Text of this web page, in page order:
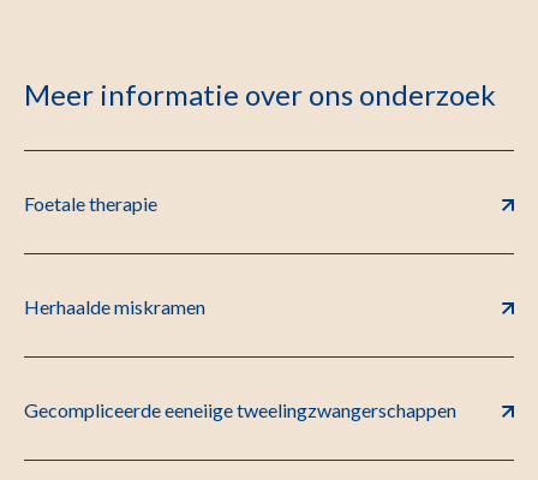
Meer informatie over ons onderzoek
Foetale therapie
Herhaalde miskramen
Gecompliceerde eeneiige tweelingzwangerschappen